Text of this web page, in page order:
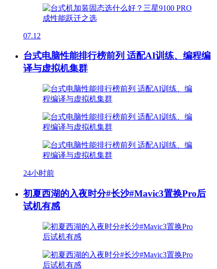
07.12
台式电脑性能排行榜前列 适配AI训练、编程编
译与虚拟机集群
24小时前
初夏西湖的入夜时分#长沙#Mavic3置换Pro后
试机有感